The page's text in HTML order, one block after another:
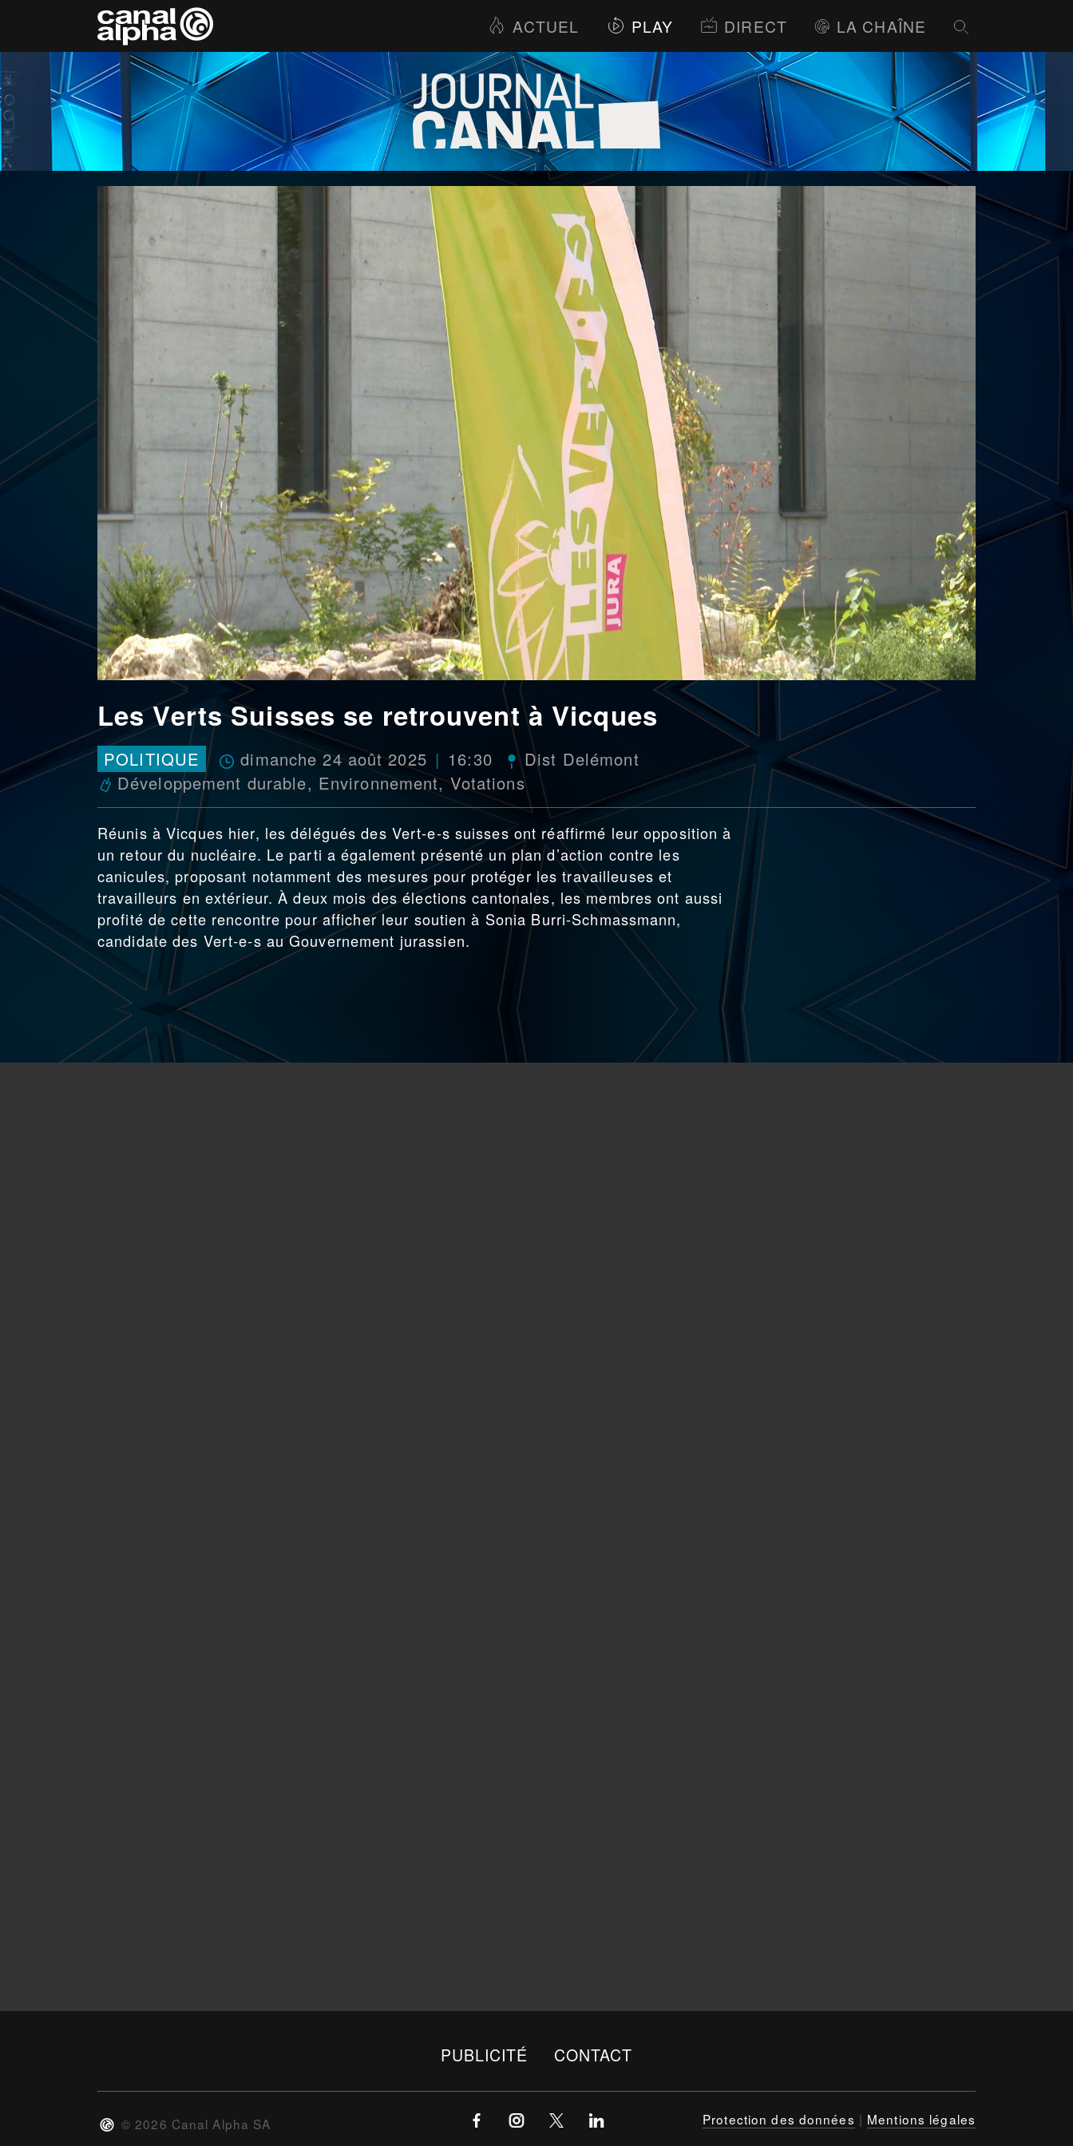
ACTUEL PLAY DIRECT LA CHAÎNE
Les Verts Suisses se retrouvent à Vicques
POLITIQUE dimanche 24 août 2025 16:30
Dist Delémont
Développement durable, Environnement, Votations
Réunis à Vicques hier, les délégués des Vert‑e‑s suisses ont réaffirmé leur opposition à
un retour du nucléaire. Le parti a également présenté un plan d’action contre les
canicules, proposant notamment des mesures pour protéger les travailleuses et
travailleurs en extérieur. À deux mois des élections cantonales, les membres ont aussi
profité de cette rencontre pour afficher leur soutien à Sonia Burri-Schmassmann,
candidate des Vert‑e‑s au Gouvernement jurassien.
PUBLICITÉ CONTACT
© 2026 Canal Alpha SA Protection des données | Mentions légales